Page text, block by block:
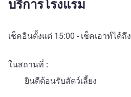
บริการโรงแรม
เช็คอินตั้งแต่ 15:00 - เช็คเอาท์ได้ถึง
ในสถานที่
ยินดีต้อนรับสัตว์เลี้ยง